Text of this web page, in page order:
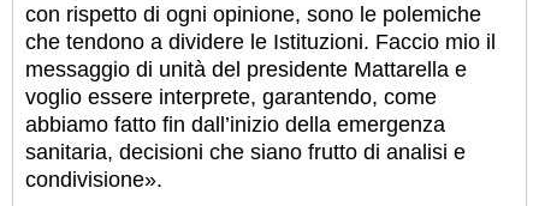
con rispetto di ogni opinione, sono le polemiche
che tendono a dividere le Istituzioni. Faccio mio il
messaggio di unità del presidente Mattarella e
voglio essere interprete, garantendo, come
abbiamo fatto fin dall’inizio della emergenza
sanitaria, decisioni che siano frutto di analisi e
condivisione».